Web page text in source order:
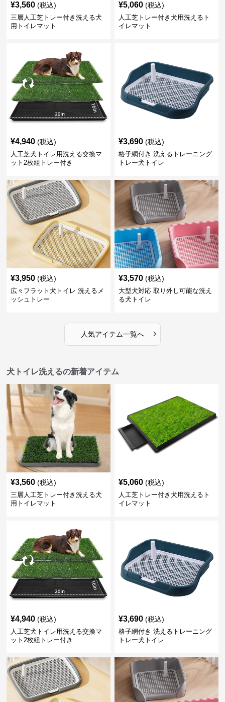
¥3,560 (税込)
三層人工芝トレー付き洗える犬
用トイレマット
¥5,060 (税込)
人工芝トレー付き犬用洗えるト
イレマット
¥4,940 (税込)
人工芝犬トイレ用洗える交換マ
ット2枚組トレー付き
¥3,690 (税込)
格子網付き 洗えるトレーニング
トレー犬トイレ
¥3,950 (税込)
広々フラット犬トイレ 洗えるメ
ッシュトレー
¥3,570 (税込)
大型犬対応 取り外し可能な洗え
る犬トイレ
人気アイテム一覧へ ›
犬トイレ洗えるの新着アイテム
¥3,560 (税込)
三層人工芝トレー付き洗える犬
用トイレマット
¥5,060 (税込)
人工芝トレー付き犬用洗えるト
イレマット
¥4,940 (税込)
人工芝犬トイレ用洗える交換マ
ット2枚組トレー付き
¥3,690 (税込)
格子網付き 洗えるトレーニング
トレー犬トイレ